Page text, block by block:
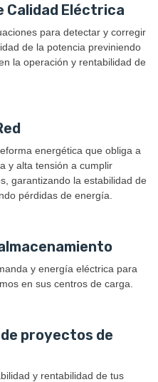
Calidad Eléctrica
para detectar y corregir
de la potencia previniendo
la operación y rentabilidad de
energética que obliga a
y alta tensión a cumplir
garantizando la estabilidad de
pérdidas de energía.
y energía eléctrica para
en sus centros de carga.
proyectos de
y rentabilidad de tus